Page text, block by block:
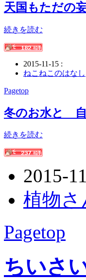
天国もただの
続きを読む
2015-11-15 :
ねこねこのはなし
Pagetop
冬のお水と
続きを読む
2015-
植物さ
Pagetop
ちいさ